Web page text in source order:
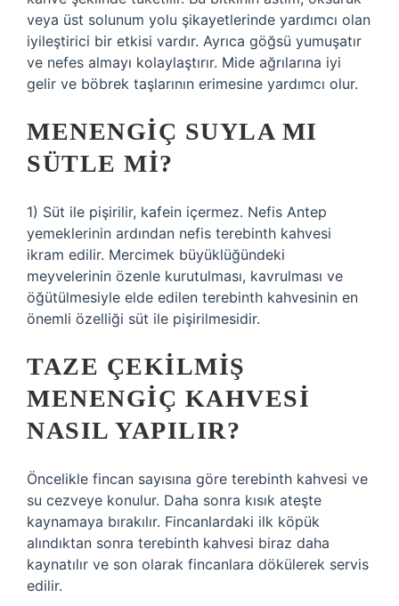
veya üst solunum yolu şikayetlerinde yardımcı olan
iyileştirici bir etkisi vardır. Ayrıca göğsü yumuşatır
ve nefes almayı kolaylaştırır. Mide ağrılarına iyi
gelir ve böbrek taşlarının erimesine yardımcı olur.
MENENGIÇ SUYLA MI
SÜTLE MI?
1) Süt ile pişirilir, kafein içermez. Nefis Antep
yemeklerinin ardından nefis terebinth kahvesi
ikram edilir. Mercimek büyüklüğündeki
meyvelerinin özenle kurutulması, kavrulması ve
öğütülmesiyle elde edilen terebinth kahvesinin en
önemli özelliği süt ile pişirilmesidir.
TAZE ÇEKILMIŞ
MENENGIÇ KAHVESI
NASIL YAPILIR?
Öncelikle fincan sayısına göre terebinth kahvesi ve
su cezveye konulur. Daha sonra kısık ateşte
kaynamaya bırakılır. Fincanlardaki ilk köpük
alındıktan sonra terebinth kahvesi biraz daha
kaynatılır ve son olarak fincanlara dökülerek servis
edilir.